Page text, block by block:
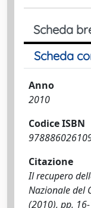
Scheda
Scheda
Anno
2010
Codice ISBN
Citazione
Il recupero
Nazionale del
(2010), pp.